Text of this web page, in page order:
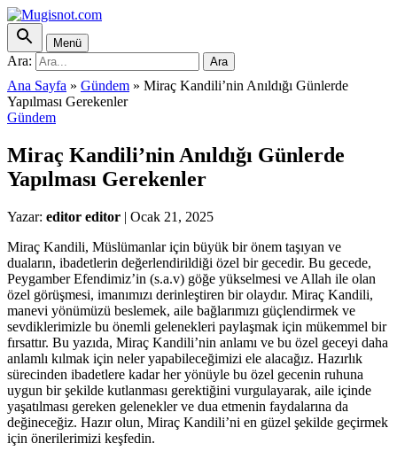
Menü
Ara: Ara
Ana Sayfa » Gündem » Miraç Kandili’nin Anıldığı Günlerde
Yapılması Gerekenler
Gündem
Miraç Kandili’nin Anıldığı Günlerde
Yapılması Gerekenler
Yazar: editor editor | Ocak 21, 2025
Miraç Kandili, Müslümanlar için büyük bir önem taşıyan ve
duaların, ibadetlerin değerlendirildiği özel bir gecedir. Bu gecede,
Peygamber Efendimiz’in (s.a.v) göğe yükselmesi ve Allah ile olan
özel görüşmesi, imanımızı derinleştiren bir olaydır. Miraç Kandili,
manevi yönümüzü beslemek, aile bağlarımızı güçlendirmek ve
sevdiklerimizle bu önemli gelenekleri paylaşmak için mükemmel bir
fırsattır. Bu yazıda, Miraç Kandili’nin anlamı ve bu özel geceyi daha
anlamlı kılmak için neler yapabileceğimizi ele alacağız. Hazırlık
sürecinden ibadetlere kadar her yönüyle bu özel gecenin ruhuna
uygun bir şekilde kutlanması gerektiğini vurgulayarak, aile içinde
yaşatılması gereken gelenekler ve dua etmenin faydalarına da
değineceğiz. Hazır olun, Miraç Kandili’ni en güzel şekilde geçirmek
için önerilerimizi keşfedin.